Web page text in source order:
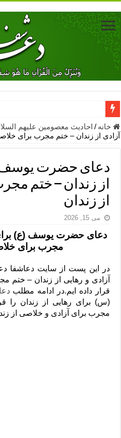
دعای جلب محبت فوری معشوق –
دعای مشکل گشا برای رفع فقر –
معجزات دعای یا من اظهر الجمیل
مهم ترین اذکار الهی و فضیلت
دعا برای ترس بچه ها در خواب –
نماز حاجت برای کار گشایی- دعای
دعای رفع فقر و طلب رزق و روزی –
لا حول ولا قوة الا بالله برای چشم
دعای قوی رفع ترس – دعای مجرب
دعا برای پولدار شدن در یک روز –
خانه / احادیث معصومین علیهم
آزادی از زندان – ختم مجرب برای
دعای حضرت یوسف
از زندان – ختم
از زندان
می 15, 2026
دعای حضرت یوسف (ع)
مجرب برای
در این پست از سایت دعاشفا
آزادی و رهایی از زندان – ختم
قرار داده ایم.در ادامه مطلب
(س) برای رهایی از زندان را
مجرب برای آزادی و خلاصی از